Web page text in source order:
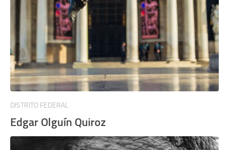
DISTRITO FEDERAL
Edgar Olguín Quiroz